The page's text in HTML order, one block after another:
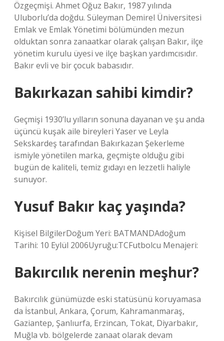
Özgeçmişi. Ahmet Oğuz Bakır, 1987 yılında
Uluborlu’da doğdu. Süleyman Demirel Üniversitesi
Emlak ve Emlak Yönetimi bölümünden mezun
olduktan sonra zanaatkar olarak çalışan Bakır, ilçe
yönetim kurulu üyesi ve ilçe başkan yardımcısıdır.
Bakır evli ve bir çocuk babasıdır.
Bakırkazan sahibi kimdir?
Geçmişi 1930’lu yılların sonuna dayanan ve şu anda
üçüncü kuşak aile bireyleri Yaser ve Leyla
Sekskardeş tarafından Bakırkazan Şekerleme
ismiyle yönetilen marka, geçmişte olduğu gibi
bugün de kaliteli, temiz gıdayı en lezzetli haliyle
sunuyor.
Yusuf Bakır kaç yaşında?
Kişisel BilgilerDoğum Yeri: BATMANDAdoğum
Tarihi: 10 Eylül 2006Uyruğu:TCFutbolcu Menajeri:
Bakırcılık nerenin meşhur?
Bakırcılık günümüzde eski statüsünü koruyamasa
da İstanbul, Ankara, Çorum, Kahramanmaraş,
Gaziantep, Şanlıurfa, Erzincan, Tokat, Diyarbakır,
Muğla vb. bölgelerde zanaat olarak devam